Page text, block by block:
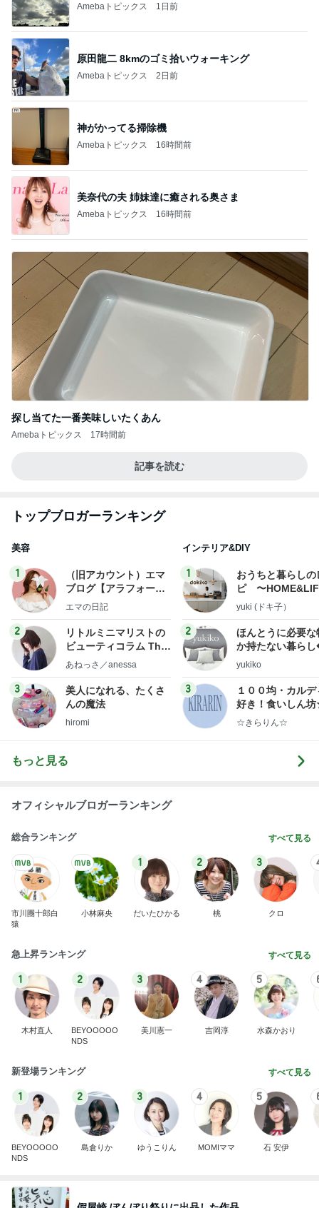
Amebaトピックス 1日前
原田龍二 8kmのゴミ拾いウォーキング
Amebaトピックス 2日前
神がかってる掃除機
Amebaトピックス 16時間前
美奈代の夫 姉妹達に癒される奥さま
Amebaトピックス 16時間前
探し当てた一番美味しいたくあん
Amebaトピックス 17時間前
記事を読む
トップブロガーランキング
美容
1
（旧アカウント）エマ
ブログ【アラフォー会
社売却セカンドライ
エマの日記
2
リトルミニマリストの
ビューティコラム The
little minimalist's bea
あねっさ／anessa
3
美人になれる、たくさ
んの魔法
hiromi
インテリア&DIY
1
おうちと暮らしの
ピ 〜
yuki (ドキ子）
2
ほんとうに必要な
か持たない暮ら
ep Life Simple◆
yukiko
3
１００均・カルデ
好き！食いしん
らりん☆のブログ
☆きらりん☆
もっと見る
オフィシャルブロガーランキング
総合ランキング すべて見る
市川團十郎白
猿
小林麻央
1
だいたひかる
2
桃
3
クロ
急上昇ランキング すべて見る
1
木村直人
2
BEYOOOOO
NDS
3
美川憲一
4
吉岡淳
5
水森かおり
新登場ランキング すべて見る
1
BEYOOOOO
NDS
2
島倉りか
3
ゆうこりん
4
MOMIママ
5
石 安伊